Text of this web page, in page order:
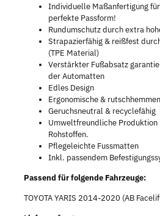
Individuelle Maßanfertigung
perfekte Passform!
Rundumschutz durch extra
Strapazierfähig & reißfest
(TPE Material)
Verstärkter Fußabsatz
der Automatten
Edles Design
Ergonomische &
Geruchsneutral & recyclefähig
Umweltfreundliche Produktion
Rohstoffen.
Pflegeleichte Fussmatten
Inkl. passendem
Passend für folgende Fahrzeuge:
TOYOTA YARIS 2014-2020 (AB